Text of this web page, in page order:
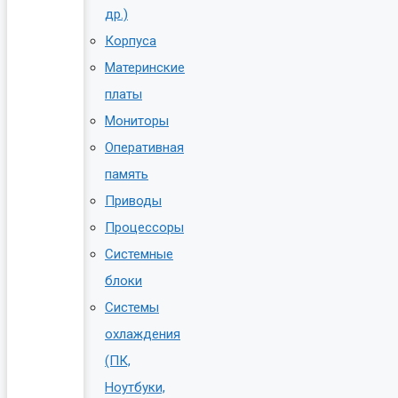
др.)
Корпуса
Материнские
платы
Мониторы
Оперативная
память
Приводы
Процессоры
Системные
блоки
Системы
охлаждения
(ПК,
Ноутбуки,